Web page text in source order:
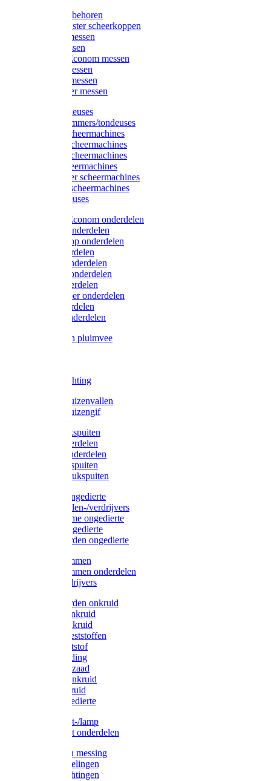
Messen toebehoren
Moser & Oster scheerkoppen
Hauptner messen
Liscop messen
Aesculap/Econom messen
Heiniger messen
Constanta messen
FarmClipper messen
Moser tondeuses
Overige trimmers/tondeuses
Heiniger scheermachines
Hauptner scheermachines
Aesculap scheermachines
Liscop scheermachines
FarmClipper scheermachines
Constanta scheermachines
Wahl tondeuses
Aesculap/Econom onderdelen
Hauptner onderdelen
Lister/Liscop onderdelen
Eider onderdelen
Heiniger onderdelen
Constanta onderdelen
Moser onderdelen
Farm Clipper onderdelen
Oster onderdelen
TailWell onderdelen
Voerbakken pluimvee
LED verlichting
Ratten / Muizenvallen
Ratten / Muizengif
Gloria drukspuiten
Gloria onderdelen
Gardena onderdelen
Dario drukspuiten
Gardena drukspuiten
Diversen ongedierte
Insectenvallen-/verdrijvers
Protect Home ongedierte
Solabiol ongedierte
Protect Garden ongedierte
Mollenklemmen
Mollenklemmen onderdelen
Mollenverdrijvers
Protect Garden onkruid
Diversen onkruid
Solabiol onkruid
Solabiol meststoffen
Pokon meststof
Pokon voeding
Pokon graszaad
Roundup onkruid
Pokon onkruid
Pokon ongedierte
Vliegenkast-/lamp
Vliegenkast onderdelen
Zuigkorven messing
Geka koppelingen
Geka afdichtingen